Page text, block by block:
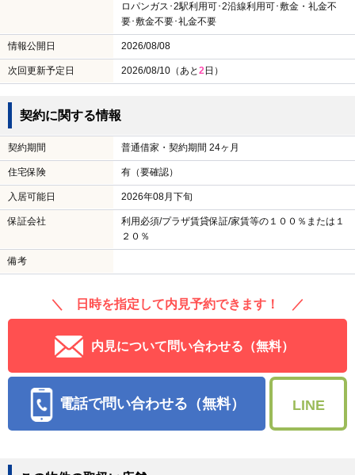
ロパンガス･2駅利用可･2沿線利用可･敷金・礼金不
要･敷金不要･礼金不要
情報公開日 2026/08/08
次回更新予定日 2026/08/10（あと2日）
契約に関する情報
契約期間 普通借家・契約期間 24ヶ月
住宅保険 有（要確認）
入居可能日 2026年08月下旬
保証会社
利用必須/プラザ賃貸保証/家賃等の１００％または１
２０％
備考
＼ 日時を指定して内見予約できます！ ／
内見について問い合わせる（無料）
電話で問い合わせる（無料） LINE